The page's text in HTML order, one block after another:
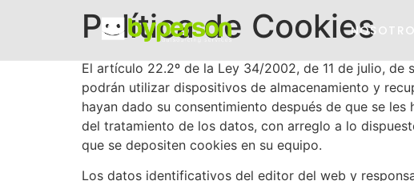
Política de Cookies
El artículo 22.2º de la Ley 34/2002, de 11 de julio,
podrán utilizar dispositivos de almacenamiento y
hayan dado su consentimiento después de que se
del tratamiento de los datos, con arreglo a lo
que se depositen cookies en su equipo.
Los datos identificativos del editor del web y